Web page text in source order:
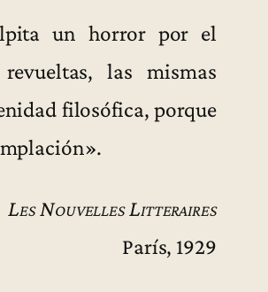
un horror por el
las mismas
filosófica, porque
Les Nouvelles Litteraires
París, 1929